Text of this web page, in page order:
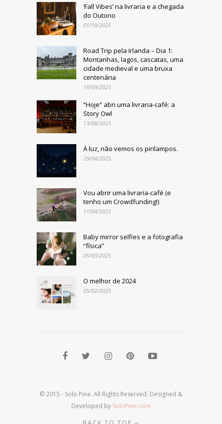
‘Fall Vibes’ na livraria e a chegada
do Outono
01/10/2025
Road Trip pela Irlanda – Dia 1:
Montanhas, lagos, cascatas, uma
cidade medieval e uma bruxa
centenária
18/09/2025
“Hoje” abri uma livraria-café: a
Story Owl
13/08/2025
À luz, não vemos os pirilampos.
29/04/2025
Vou abrir uma livraria-café (e
tenho um Crowdfunding!)
11/04/2025
Baby mirror selfies e a fotografia
“física”
05/03/2025
O melhor de 2024
05/02/2025
© 2015 - Solo Pine. All Rights Reserved. Designed &
Developed by SoloPine.com